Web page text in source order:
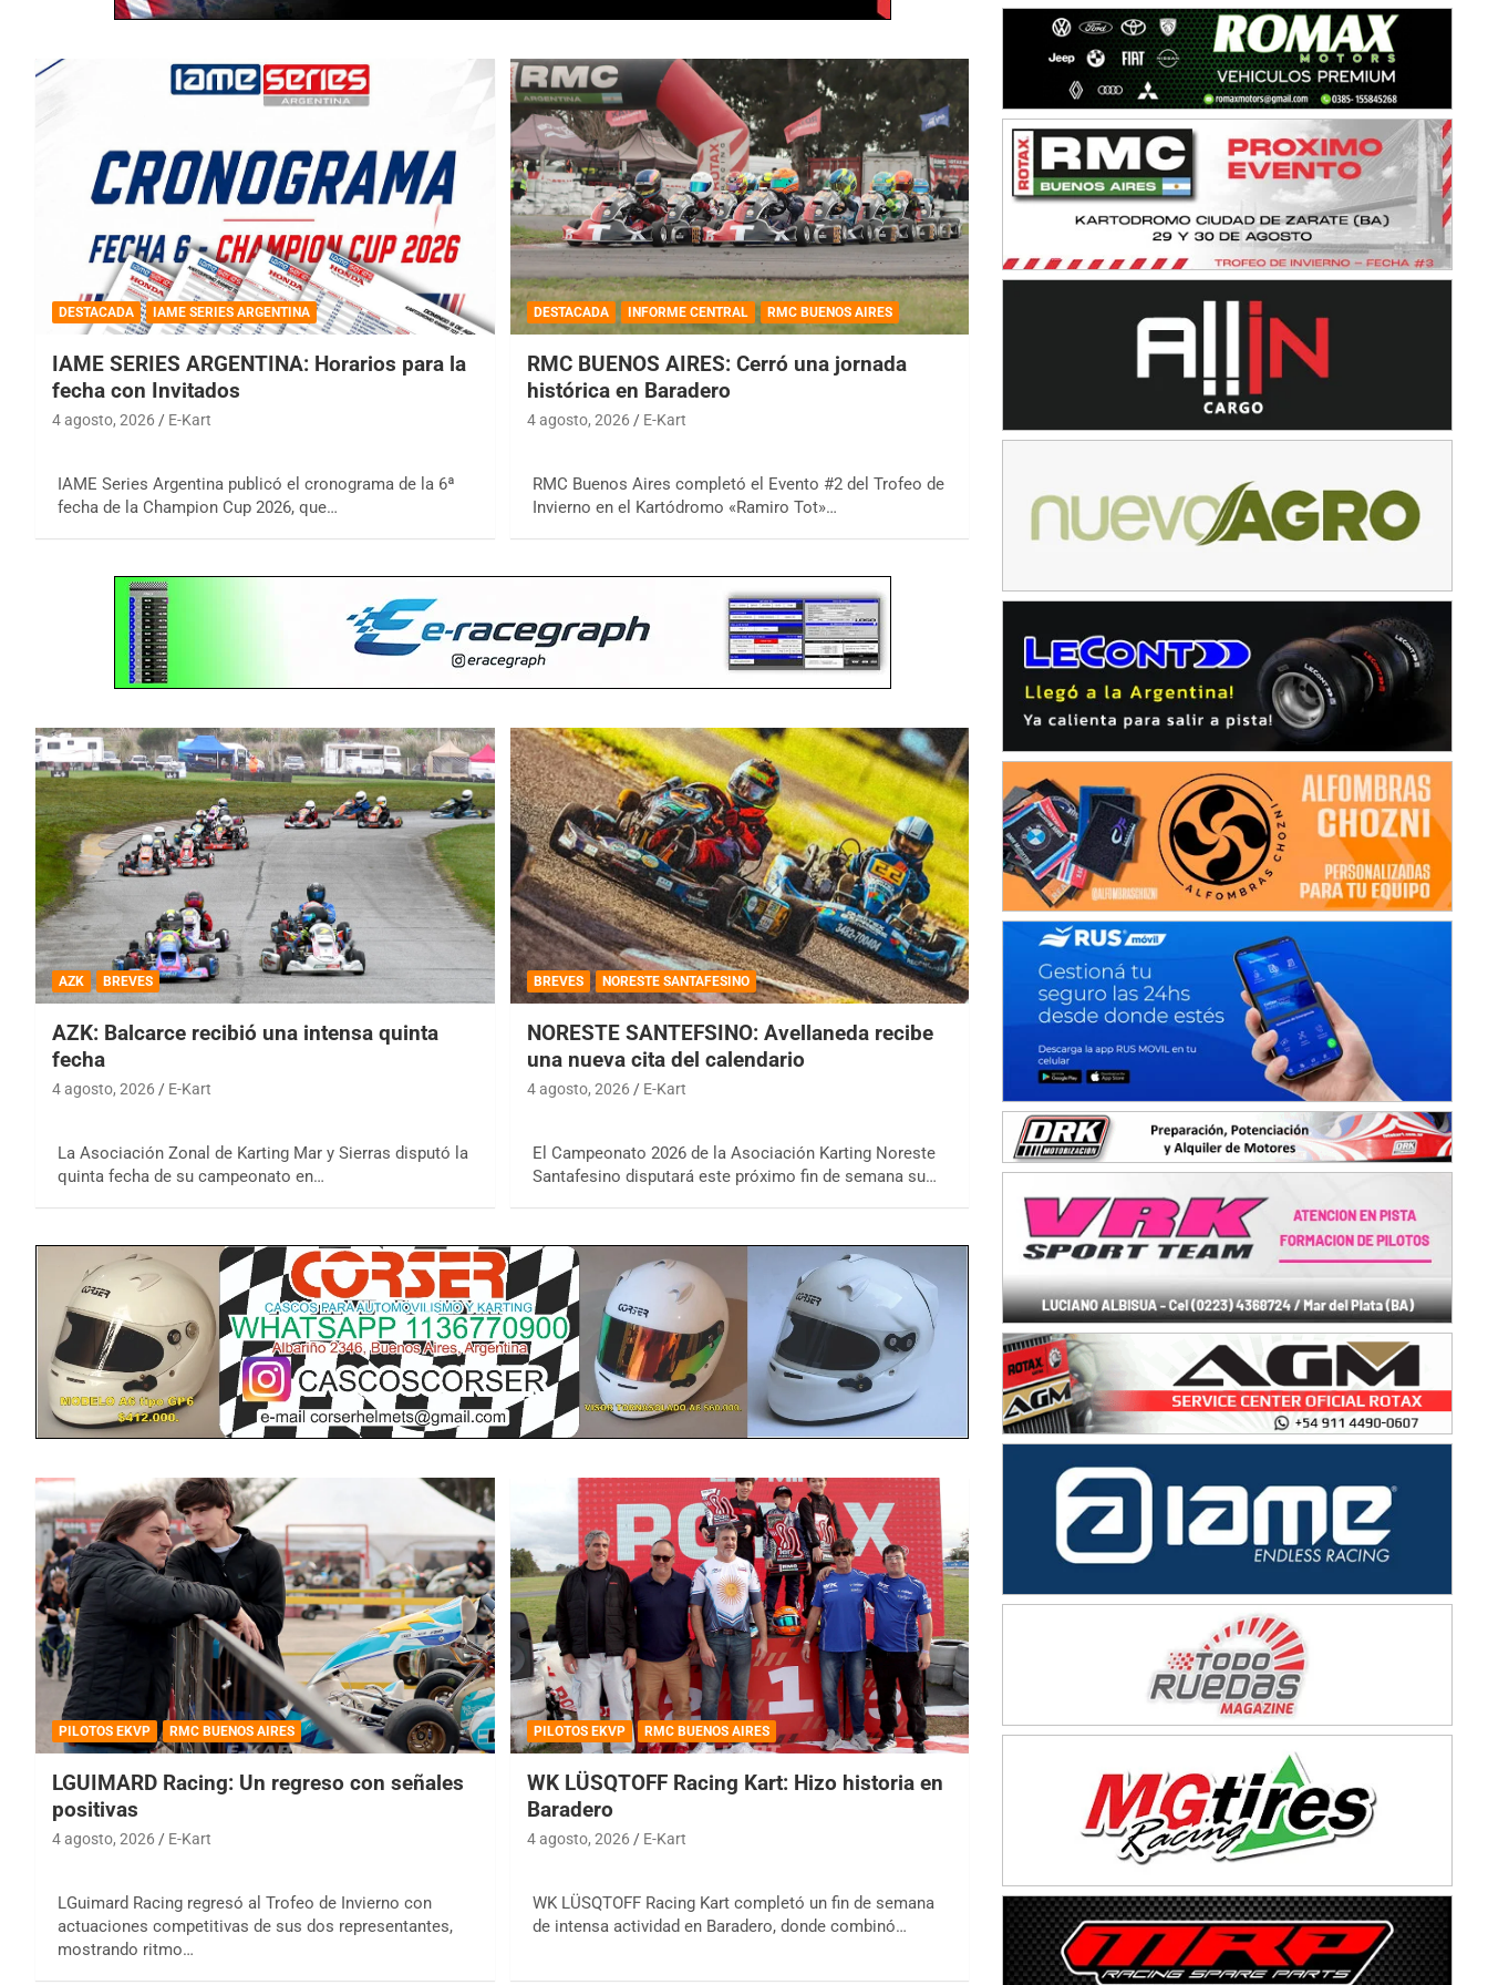
DESTACADA IAME SERIES ARGENTINA
IAME SERIES ARGENTINA: Horarios para la
fecha con Invitados
4 agosto, 2026 E-Kart
IAME Series Argentina publicó el cronograma de la 6ª
fecha de la Champion Cup 2026, que…
DESTACADA INFORME CENTRAL RMC BUENOS AIRES
RMC BUENOS AIRES: Cerró una jornada
histórica en Baradero
4 agosto, 2026 E-Kart
RMC Buenos Aires completó el Evento #2 del Trofeo de
Invierno en el Kartódromo «Ramiro Tot»…
AZK BREVES
AZK: Balcarce recibió una intensa quinta
fecha
4 agosto, 2026 E-Kart
La Asociación Zonal de Karting Mar y Sierras disputó la
quinta fecha de su campeonato en…
BREVES NORESTE SANTAFESINO
NORESTE SANTEFSINO: Avellaneda recibe
una nueva cita del calendario
4 agosto, 2026 E-Kart
El Campeonato 2026 de la Asociación Karting Noreste
Santafesino disputará este próximo fin de semana su…
PILOTOS EKVP RMC BUENOS AIRES
LGUIMARD Racing: Un regreso con señales
positivas
4 agosto, 2026 E-Kart
LGuimard Racing regresó al Trofeo de Invierno con
actuaciones competitivas de sus dos representantes,
mostrando ritmo…
PILOTOS EKVP RMC BUENOS AIRES
WK LÜSQTOFF Racing Kart: Hizo historia en
Baradero
4 agosto, 2026 E-Kart
WK LÜSQTOFF Racing Kart completó un fin de semana
de intensa actividad en Baradero, donde combinó…
KDO - F6
Ciudad de Trenque Lauquen (Asfalto)
Trenque Lauquen (Buenos Aires)
ENTRERRIANO - F6 (POSTERGADA)
Parque de la Velocidad (Asfalto)
Villaguay (Entre Ríos)
Moto Club Reginense (Tierra)
Avellaneda (Santa Fe)
SUR SANTAFESINO - F4
Rufino (Santa Fe)
TUCUMANO - F5
Juan Navarro (Asfalto)
El Timbó (Tucumán)